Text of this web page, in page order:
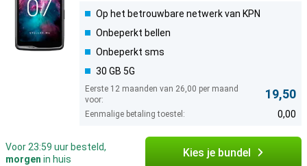
Op het betrouwbare netwerk van KPN
Onbeperkt bellen
Onbeperkt sms
30 GB 5G
Eerste 12 maanden van 26,00 per maand
voor:
19,50
Eenmalige betaling toestel: 0,00
Voor 23:59 uur besteld,
morgen in huis Kies je bundel